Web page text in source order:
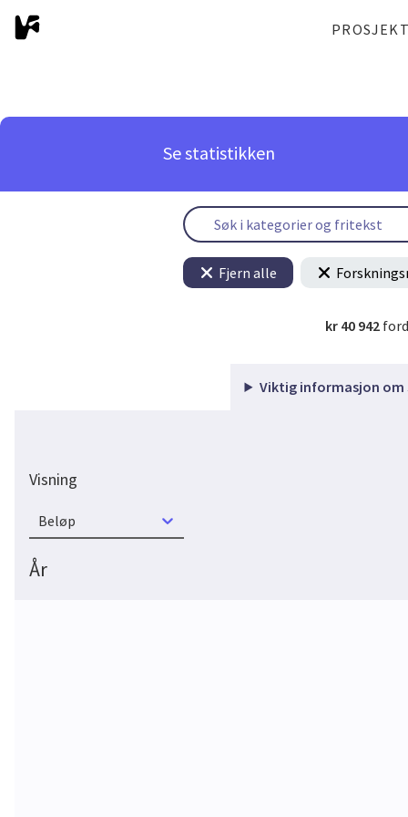
Se statistikken
Fjern alle
kr 40 942
Viktig informasjon om
Visning
Beløp
År